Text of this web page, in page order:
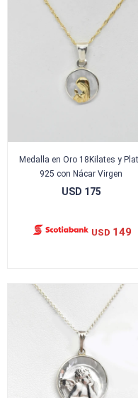
Medalla en Oro 18Kilates y
925 con Nácar Virgen
USD 175
USD 149